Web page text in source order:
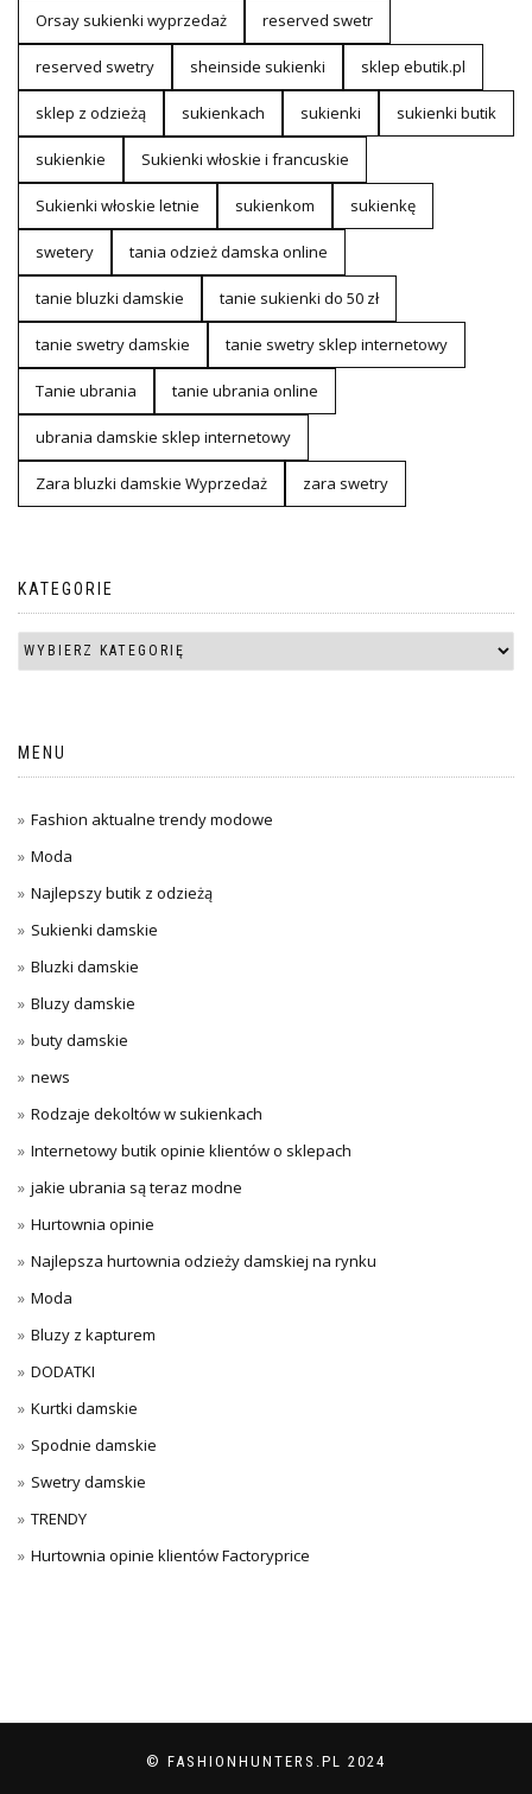
Orsay sukienki wyprzedaż reserved swetr
reserved swetry sheinside sukienki sklep ebutik.pl
sklep z odzieżą sukienkach sukienki sukienki butik
sukienkie Sukienki włoskie i francuskie
Sukienki włoskie letnie sukienkom sukienkę
swetery tania odzież damska online
tanie bluzki damskie tanie sukienki do 50 zł
tanie swetry damskie tanie swetry sklep internetowy
Tanie ubrania tanie ubrania online
ubrania damskie sklep internetowy
Zara bluzki damskie Wyprzedaż zara swetry
KATEGORIE
MENU
Fashion aktualne trendy modowe
Moda
Najlepszy butik z odzieżą
Sukienki damskie
Bluzki damskie
Bluzy damskie
buty damskie
news
Rodzaje dekoltów w sukienkach
Internetowy butik opinie klientów o sklepach
jakie ubrania są teraz modne
Hurtownia opinie
Najlepsza hurtownia odzieży damskiej na rynku
Moda
Bluzy z kapturem
DODATKI
Kurtki damskie
Spodnie damskie
Swetry damskie
TRENDY
Hurtownia opinie klientów Factoryprice
© FASHIONHUNTERS.PL 2024